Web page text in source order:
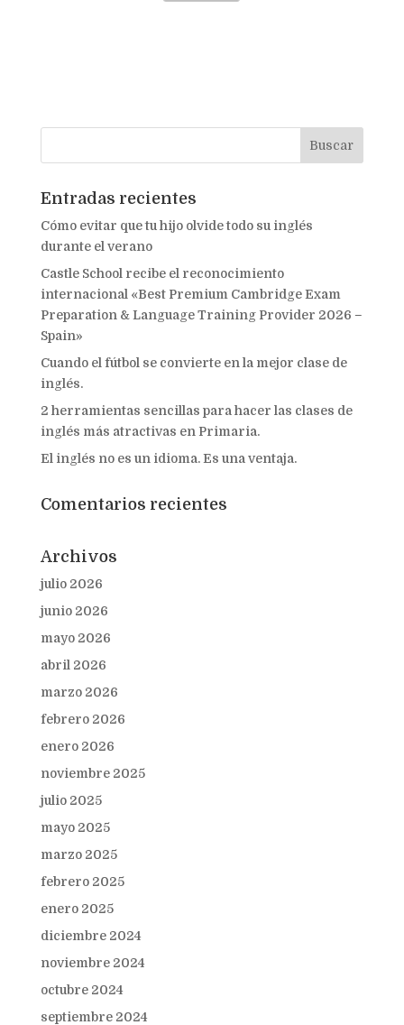
Entradas recientes
Cómo evitar que tu hijo olvide todo su inglés
durante el verano
Castle School recibe el reconocimiento
internacional «Best Premium Cambridge Exam
Preparation & Language Training Provider 2026 –
Spain»
Cuando el fútbol se convierte en la mejor clase de
inglés.
2 herramientas sencillas para hacer las clases de
inglés más atractivas en Primaria.
El inglés no es un idioma. Es una ventaja.
Comentarios recientes
Archivos
julio 2026
junio 2026
mayo 2026
abril 2026
marzo 2026
febrero 2026
enero 2026
noviembre 2025
julio 2025
mayo 2025
marzo 2025
febrero 2025
enero 2025
diciembre 2024
noviembre 2024
octubre 2024
septiembre 2024